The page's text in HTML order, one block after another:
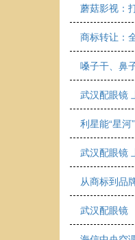
蘑菇影视：
商标转让：
嗓子干、鼻
武汉配眼镜
利星能“星
武汉配眼镜
从商标到品
武汉配眼镜